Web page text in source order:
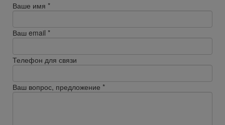
Ваше имя *
Ваш email *
Телефон для связи
Ваш вопрос, предложение *